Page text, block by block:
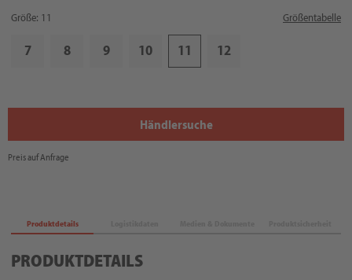
Größe: 11 Größentabelle
7 8 9 10 11 12
Händlersuche
Preis auf Anfrage
Produktdetails
PRODUKTDETAILS